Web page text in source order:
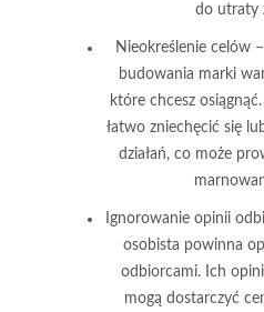
do utraty
Nieokreślenie celów–
budowania marki
które chcesz
łatwo zniechęcić się
działań, co może
Ignorowanie opinii
osobista powinna
odbiorcami. Ich
mogą dostarczyć